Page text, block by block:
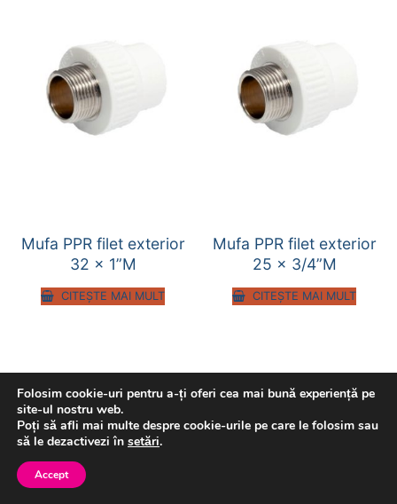
Mufa PPR filet exterior
32 x 1”M
CITEȘTE MAI MULT
Mufa PPR filet exterior
25 x 3/4”M
CITEȘTE MAI MULT
Folosim cookie-uri pentru a-ți oferi cea mai bună experiență pe
site-ul nostru web.
Poți să afli mai multe despre cookie-urile pe care le folosim sau
să le dezactivezi în setări.
Accept